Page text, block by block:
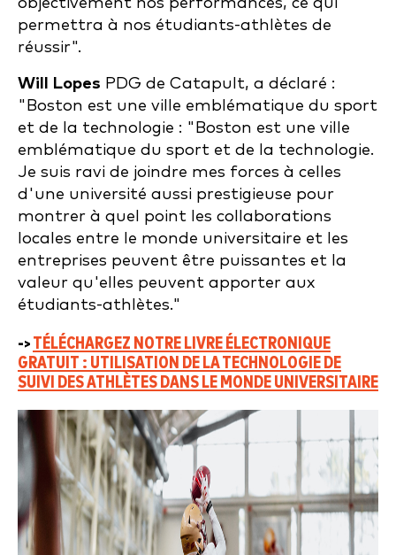
permettra à nos étudiants-athlètes de
réussir".
Will Lopes PDG de Catapult, a déclaré :
"Boston est une ville emblématique du sport
et de la technologie : "Boston est une ville
emblématique du sport et de la technologie.
Je suis ravi de joindre mes forces à celles
d'une université aussi prestigieuse pour
montrer à quel point les collaborations
locales entre le monde universitaire et les
entreprises peuvent être puissantes et la
valeur qu'elles peuvent apporter aux
étudiants-athlètes."
-> TÉLÉCHARGEZ NOTRE LIVRE ÉLECTRONIQUE
GRATUIT : UTILISATION DE LA TECHNOLOGIE DE
SUIVI DES ATHLÈTES DANS LE MONDE UNIVERSITAIRE